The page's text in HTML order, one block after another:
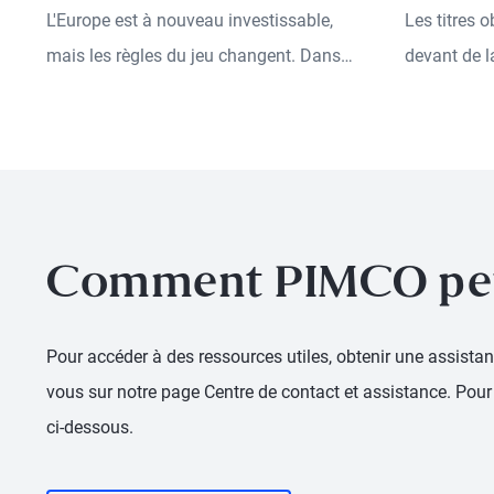
L'Europe est à nouveau investissable,
mais les règles du jeu changent. Dans
l'évolution du paysage économique
européen et des domaines dans
Private,
Between
Les titres
devant de
positionne
de l'avenir
Comment PIMCO
Pour accéder à des ressources utiles, obtenir une
vous sur notre page Centre de contact et assistance.
ci-dessous.